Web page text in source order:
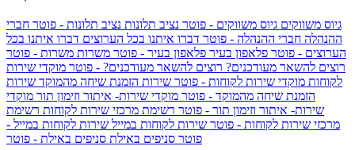
גיוס משווקים גיוס משווקים - פוטר נציב תלונות נציב תלונות - פוטר חברי
ההנהלה חברי ההנהלה - פוטר דברו איתנו בכל הערוצים דברו איתנו בכל
הערוצים - פוטר פלאפון בעיר פלאפון בעיר - פוטר משרות משרות - פוטר
רוצים להשאר מעודכנים? רוצים להשאר מעודכנים? - פוטר מוקדי שירות
לקוחות מוקדי שירות לקוחות - פוטר שירות הזמנת שיחה מהמוקד שירות
הזמנת שיחה מהמוקד - פוטר מוקדי שירות- איתור וזימון תור מוקדי
שירות- איתור וזימון תור - פוטר רשימת מרכזי שירות לקוחות רשימת
מרכזי שירות לקוחות - פוטר שירות לקוחות במייל שירות לקוחות במייל -
פוטר סניפים באילת סניפים באילת - פוטר